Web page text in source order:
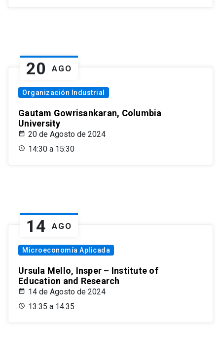
20 AGO
Organización Industrial
Gautam Gowrisankaran, Columbia
University
20 de Agosto de 2024
14:30 a 15:30
14 AGO
Microeconomía Aplicada
Ursula Mello, Insper – Institute of
Education and Research
14 de Agosto de 2024
13:35 a 14:35